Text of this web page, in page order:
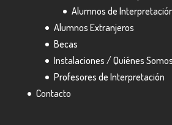
Alumnos de
Alumnos Extranjeros
Becas
Instalaciones / Quiénes Somos
Profesores de Interpretación
Contacto